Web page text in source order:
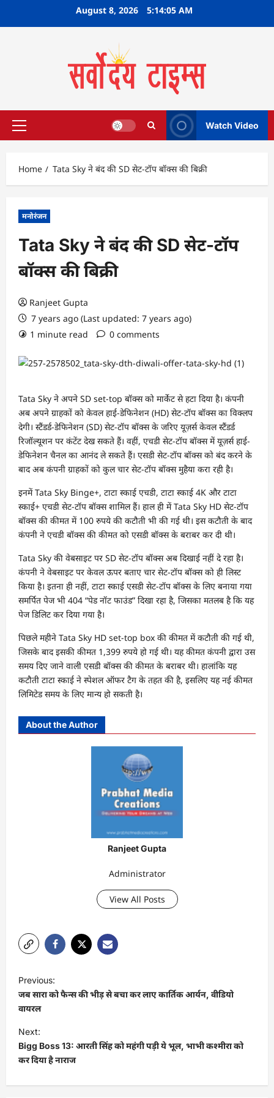
August 8, 2026 5:14:06 AM
Primary
Watch Video
Home Tata Sky ने बंद की SD सेट-टॉप बॉक्स की बिक्री
मनोरंजन
Tata Sky ने बंद की SD सेट-टॉप
बॉक्स की बिक्री
Ranjeet Gupta
7 years ago (Last updated: 7 years ago)
1 minute read
0 comments
Tata Sky ने अपने SD set-top बॉक्स को मार्केट से हटा दिया है। कंपनी
अब अपने ग्राहकों को केवल हाई-डेफिनेशन (HD) सेट-टॉप बॉक्स का विक्लप
देगी। स्टैंडर्ड-डेफिनेशन (SD) सेट-टॉप बॉक्स के जरिए यूज़र्स केवल स्टैंडर्ड
रिजॉल्यूशन पर कंटेंट देख सकते हैं। वहीं, एचडी सेट-टॉप बॉक्स में यूज़र्स हाई-
डेफिनेशन चैनल का आनंद ले सकते हैं। एसडी सेट-टॉप बॉक्स को बंद करने के
बाद अब कंपनी ग्राहकों को कुल चार सेट-टॉप बॉक्स मुहैया करा रही है।
इनमें Tata Sky Binge+, टाटा स्काई एचडी, टाटा स्काई 4K और टाटा
स्काई+ एचडी सेट-टॉप बॉक्स शामिल हैं। हाल ही में Tata Sky HD सेट-टॉप
बॉक्स की कीमत में 100 रुपये की कटौती भी की गई थी। इस कटौती के बाद
कंपनी ने एचडी बॉक्स की कीमत को एसडी बॉक्स के बराबर कर दी थी।
Tata Sky की वेबसाइट पर SD सेट-टॉप बॉक्स अब दिखाई नहीं दे रहा है।
कंपनी ने वेबसाइट पर केवल ऊपर बताए चार सेट-टॉप बॉक्स को ही लिस्ट
किया है। इतना ही नहीं, टाटा स्काई एसडी सेट-टॉप बॉक्स के लिए बनाया गया
समर्पित पेज भी 404 “पेड नॉट फाउंड” दिखा रहा है, जिसका मतलब है कि यह
पेज डिलिट कर दिया गया है।
पिछले महीने Tata Sky HD set-top box की कीमत में कटौती की गई थी,
जिसके बाद इसकी कीमत 1,399 रुपये हो गई थी। यह कीमत कंपनी द्वारा उस
समय दिए जाने वाली एसडी बॉक्स की कीमत के बराबर थी। हालांकि यह
कटौती टाटा स्काई ने स्पेशल ऑफर टैग के तहत की है, इसलिए यह नई कीमत
लिमिटेड समय के लिए मान्य हो सकती है।
About the Author
Ranjeet Gupta
Administrator
View All Posts
o
s
t
n
a
v
Previous:
जब सारा को फैन्स की भीड़ से बचा कर लाए कार्तिक आर्यन, वीडियो
वायरल
Next:
Bigg Boss 13: आरती सिंह को महंगी पड़ी ये भूल, भाभी कश्मीरा को
कर दिया है नाराज